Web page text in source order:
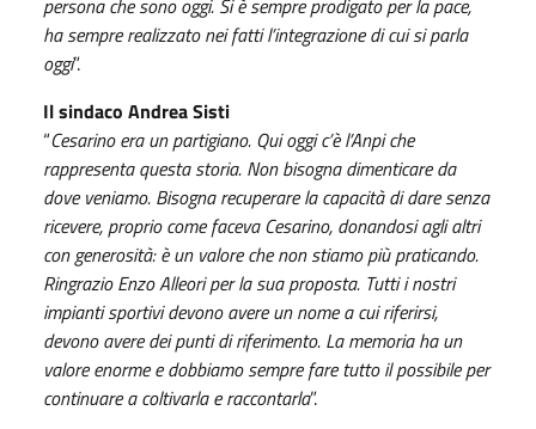
ha sempre realizzato nei fatti l’integrazione di cui si parla
oggi”.
Il sindaco Andrea Sisti
“Cesarino era un partigiano. Qui oggi c’è l’Anpi che
rappresenta questa storia. Non bisogna dimenticare da
dove veniamo. Bisogna recuperare la capacità di dare senza
ricevere, proprio come faceva Cesarino, donandosi agli altri
con generosità: è un valore che non stiamo più praticando.
Ringrazio Enzo Alleori per la sua proposta. Tutti i nostri
impianti sportivi devono avere un nome a cui riferirsi,
devono avere dei punti di riferimento. La memoria ha un
valore enorme e dobbiamo sempre fare tutto il possibile per
continuare a coltivarla e raccontarla”.